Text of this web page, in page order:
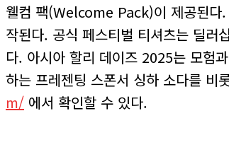
웰컴 팩(Welcome Pack)이 제공된다
작된다. 공식 페스티벌 티셔츠는 딜러
다. 아시아 할리 데이즈 2025는 모험
하는 프레젠팅 스폰서 싱하 소다를
m/ 에서 확인할 수 있다.